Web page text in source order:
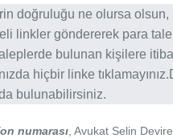
doğruluğu ne olursa
linkler göndererek para
bulunan kişilere
hiçbir linke
bulunabilirsiniz.
numarası , Avukat Selin